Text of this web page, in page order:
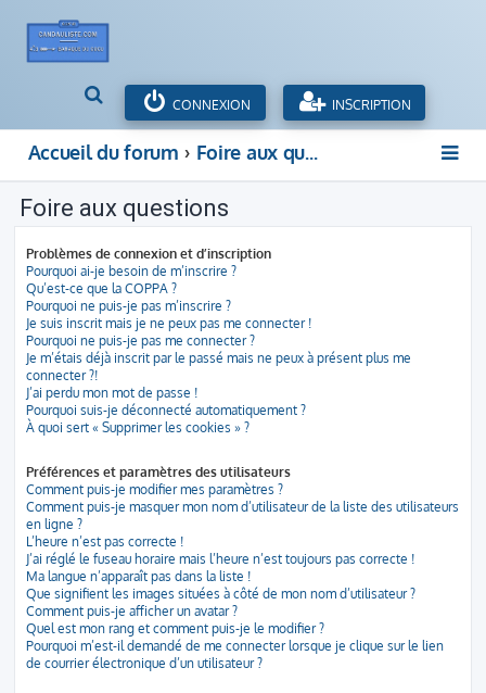
h
e
r
c
e
r
CONNEXION INSCRIPTION
Accueil du forum Foire aux questions
Foire aux questions
Problèmes de connexion et d’inscription
Pourquoi ai-je besoin de m’inscrire ?
Qu’est-ce que la COPPA ?
Pourquoi ne puis-je pas m’inscrire ?
Je suis inscrit mais je ne peux pas me connecter !
Pourquoi ne puis-je pas me connecter ?
Je m’étais déjà inscrit par le passé mais ne peux à présent plus me
connecter ?!
J’ai perdu mon mot de passe !
Pourquoi suis-je déconnecté automatiquement ?
À quoi sert « Supprimer les cookies » ?
Préférences et paramètres des utilisateurs
Comment puis-je modifier mes paramètres ?
Comment puis-je masquer mon nom d’utilisateur de la liste des utilisateurs
en ligne ?
L’heure n’est pas correcte !
J’ai réglé le fuseau horaire mais l’heure n’est toujours pas correcte !
Ma langue n’apparaît pas dans la liste !
Que signifient les images situées à côté de mon nom d’utilisateur ?
Comment puis-je afficher un avatar ?
Quel est mon rang et comment puis-je le modifier ?
Pourquoi m’est-il demandé de me connecter lorsque je clique sur le lien
de courrier électronique d’un utilisateur ?